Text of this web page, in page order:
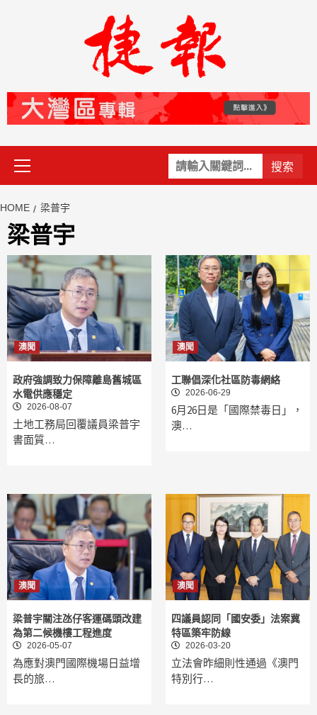
關
鍵
Primary
Menu
HOME 梁普宇
梁普宇
澳聞
政府強調致力保障離島舊城區
水電供應穩定
2026-08-07
土地工務局回覆議員梁普宇
書面質…
澳聞
工聯倡深化社區防毒網絡
2026-06-29
6月26日是「國際禁毒日」，
澳…
澳聞
梁普宇關注氹仔客運碼頭改建
為第二候機樓工程進度
2026-05-07
為應對澳門國際機場日益增
長的旅…
澳聞
四議員認同「國安委」法案冀
特區築牢防線
2026-03-20
立法會昨細則性通過《澳門
特別行…